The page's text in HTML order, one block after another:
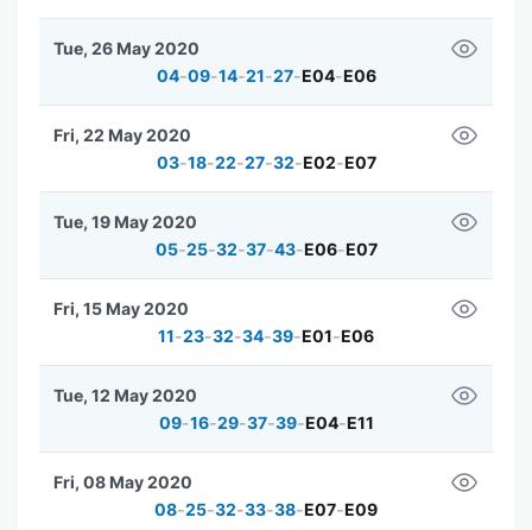
04-09-14-21-27-E04-E06
Tue, 26 May 2020
03-18-22-27-32-E02-E07
Fri, 22 May 2020
05-25-32-37-43-E06-E07
Tue, 19 May 2020
11-23-32-34-39-E01-E06
Fri, 15 May 2020
09-16-29-37-39-E04-E11
Tue, 12 May 2020
08-25-32-33-38-E07-E09
Fri, 08 May 2020